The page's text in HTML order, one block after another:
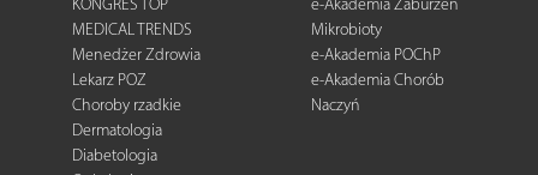
KONGRES TOP
MEDICAL TRENDS
Menedżer Zdrowia
Lekarz POZ
Choroby rzadkie
Dermatologia
Diabetologia
e-Akademia Zaburzeń
Mikrobioty
e-Akademia POChP
e-Akademia Chorób
Naczyń